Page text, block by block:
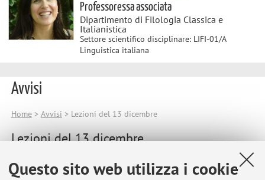
Questo sito web utilizza i cookie
Professoressa associata
Dipartimento di Filologia Classica e
Italianistica
Settore scientifico disciplinare: LIFI-01/A
Linguistica italiana
Avvisi
Home> Avvisi > Lezioni del 13 dicembre
Lezioni del 13 dicembre
Pubblicato il: 13 dicembre 2024